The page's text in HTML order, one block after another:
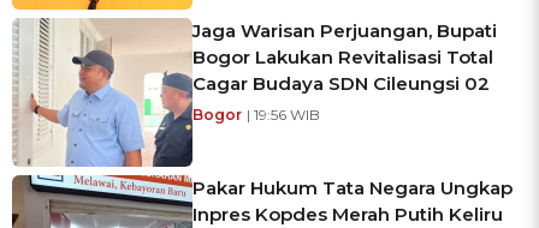
Jaga Warisan Perjuangan, Bupati
Bogor Lakukan Revitalisasi Total
Cagar Budaya SDN Cileungsi 02
Bogor | 19:56 WIB
Pakar Hukum Tata Negara Ungkap
Inpres Kopdes Merah Putih Keliru